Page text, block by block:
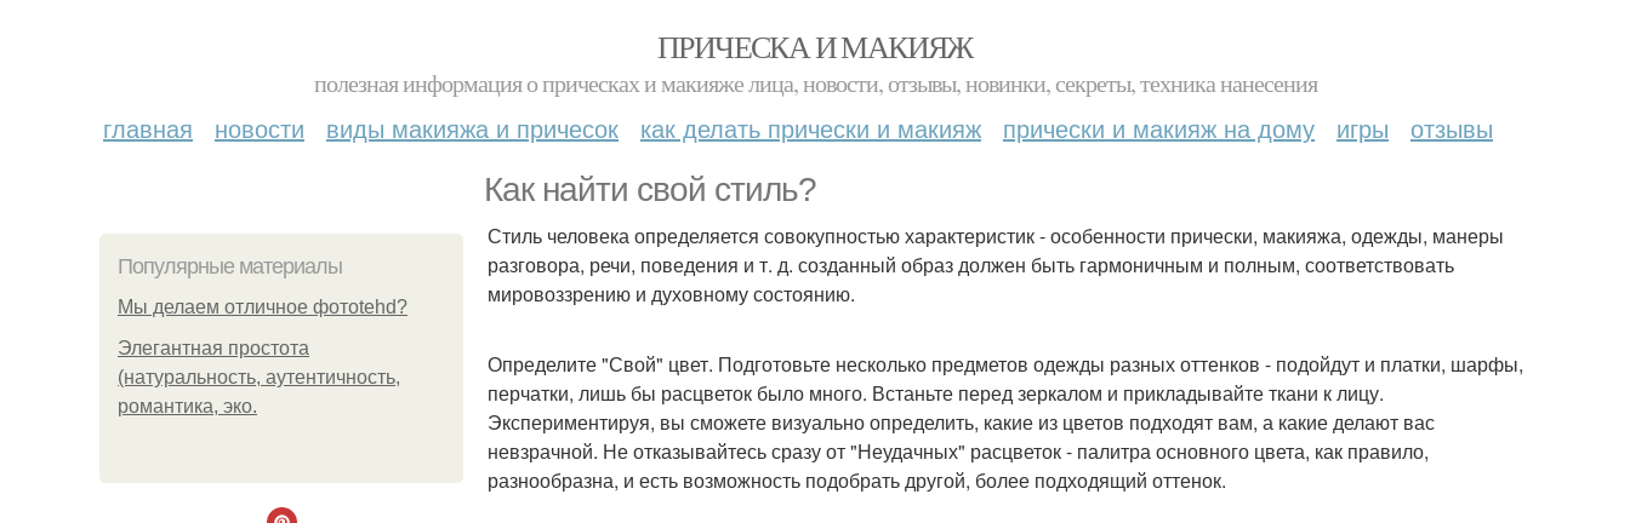
ПРИЧЕСКА И МАКИЯЖ
полезная информация о прическах и макияже лица, новости, отзывы, новинки, секреты, техника нанесения
главная новости виды макияжа и причесок как делать прически и макияж прически и макияж на дому игры отзывы
Как найти свой стиль?
Популярные материалы
Мы делаем отличное фотоtehd?
Элегантная простота
(натуральность, аутентичность,
романтика, эко.
Стиль человека определяется совокупностью характеристик - особенности прически, макияжа, одежды, манеры
разговора, речи, поведения и т. д. созданный образ должен быть гармоничным и полным, соответствовать
мировоззрению и духовному состоянию.
Определите "Свой" цвет. Подготовьте несколько предметов одежды разных оттенков - подойдут и платки, шарфы,
перчатки, лишь бы расцветок было много. Встаньте перед зеркалом и прикладывайте ткани к лицу.
Экспериментируя, вы сможете визуально определить, какие из цветов подходят вам, а какие делают вас
невзрачной. Не отказывайтесь сразу от "Неудачных" расцветок - палитра основного цвета, как правило,
разнообразна, и есть возможность подобрать другой, более подходящий оттенок.